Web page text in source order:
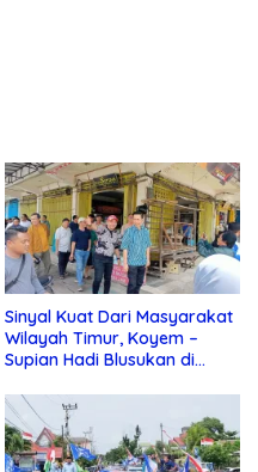
Sinyal Kuat Dari Masyarakat
Wilayah Timur, Koyem –
Supian Hadi Blusukan di